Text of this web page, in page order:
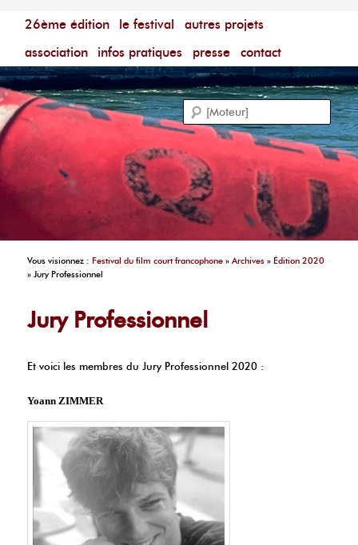
Menu principal
aller au contenu principal
aller au contenu secondaire
26ème édition le festival
autres projets
association
infos pratiques presse contact
Festival du Film Court Francophone – [Un poing c'est
Vous visionnez :Festival du film court francophone »Archives »Édition 2020
»Jury Professionnel
Jury Professionnel
Et voici les membres du Jury Professionnel 2020 :
Yoann ZIMMER